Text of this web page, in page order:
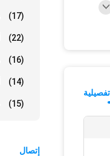
(17)
(22)
(16)
(14)
(15)
إتصال